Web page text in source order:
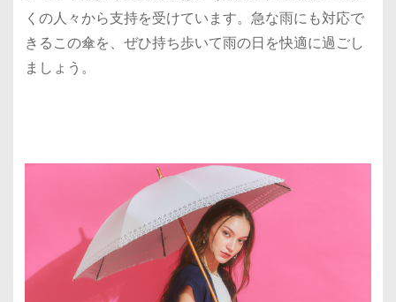
くの人々から支持を受けています。急な雨にも対応で
きるこの傘を、ぜひ持ち歩いて雨の日を快適に過ごし
ましょう。